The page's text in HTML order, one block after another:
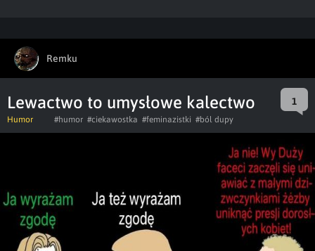
Remku
Lewactwo to umysłowe kalectwo 1
Humor #humor #ciekawostka #feminazistki #ból dupy